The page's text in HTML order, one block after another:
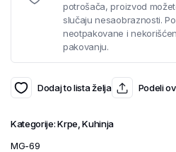
potrošača, proizvod
slučaju nesaobraznosti.
neotpakovane i
pakovanju.
Dodaj to lista želja Podeli
Kategorije:Krpe ,Kuhinja
MG-69